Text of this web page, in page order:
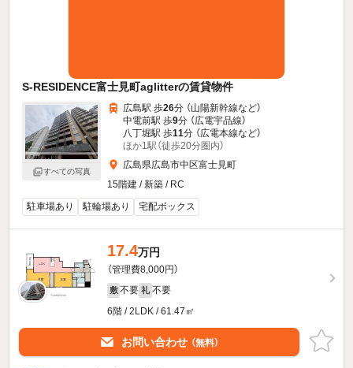
S-RESIDENCE富士見町aglitterの賃貸物件
すべての写真
広島駅 歩26分 （山陽新幹線など）
中電前駅 歩9分 （広電宇品線）
八丁堀駅 歩11分 （広電本線など）
ほか1駅（徒歩20分圏内）
広島県広島市中区富士見町
15階建 / 新築 / RC
駐車場あり
駐輪場あり 宅配ボックス
17.4万円
（管理費8,000円）
敷 不要 礼 不要
6階 / 2LDK / 61.47㎡
お問い合わせ （無料）